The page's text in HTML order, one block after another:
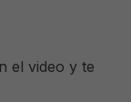
el video y te